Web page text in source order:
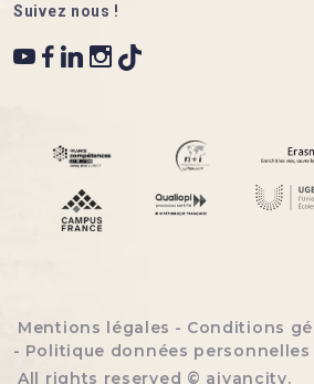
Suivez nous !
Menu bottom footer
Mentions légales
Conditions
Politique données personnelles
All rights reserved © aivancity.